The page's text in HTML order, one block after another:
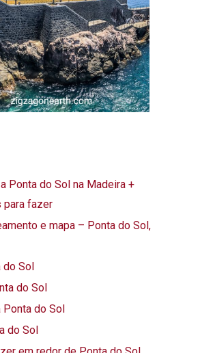
Ponta do Sol na Madeira +
para fazer
e mapa – Ponta do Sol,
do Sol
do Sol
Ponta do Sol
do Sol